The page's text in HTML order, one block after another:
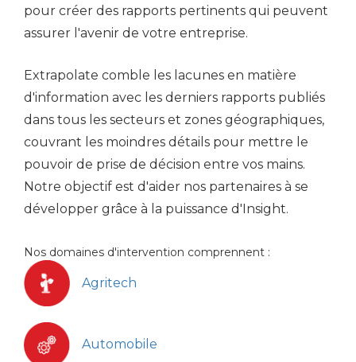
pour créer des rapports pertinents qui peuvent
assurer l'avenir de votre entreprise.
Extrapolate comble les lacunes en matière
d'information avec les derniers rapports publiés
dans tous les secteurs et zones géographiques,
couvrant les moindres détails pour mettre le
pouvoir de prise de décision entre vos mains.
Notre objectif est d'aider nos partenaires à se
développer grâce à la puissance d'Insight.
Nos domaines d'intervention comprennent :
Agritech
Automobile